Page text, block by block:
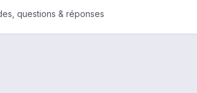
questions & réponses